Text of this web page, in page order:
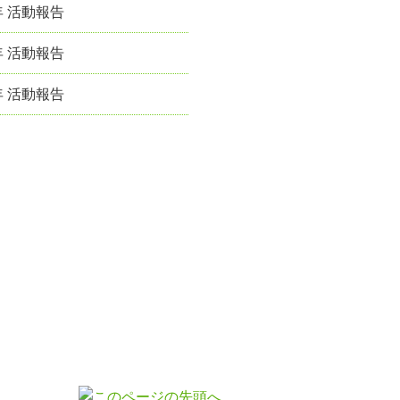
活動報告
活動報告
活動報告